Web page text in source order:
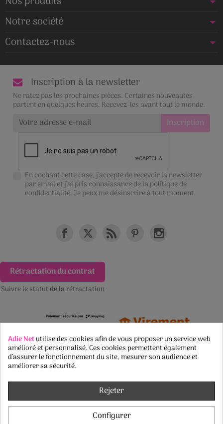
Notre société
Contactez-nous
Inscription à la newsletter
Ne ratez pas les prochaines pièces. Certaines nouveautés
partent en quelques heures. Recevez-les avant tout le monde.
En cochant cette case, j'accepte de recevoir la newsletter
par email et j'ai pris connaissance de lapolitique de
confidentialité. Je peux me désinscrire à tout moment.
Rétractation du contrat
Suivre le statut de la rétractation
Adie Netutilise des cookies afin de vous proposer un service web
amélioré et personnalisé. Ces cookies permettent également
d’assurer le fonctionnement du site, mesurer son audience et
améliorer sa sécurité.
Rejeter
Configurer